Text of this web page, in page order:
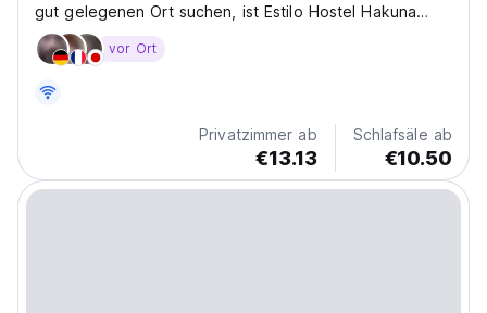
gut gelegenen Ort suchen, ist Estilo Hostel Hakuna
Matata eine ideale Wahl an einem ruhigen Ort wie
Cahuita. Es verfügt über ausreichend Platz mit grünen
Schwimmbad,...
vor Ort
Privatzimmer ab
€13.13
Schlafsäle ab
€10.50